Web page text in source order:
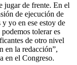
jugar de frente. En el
de ejecución de
yo en ese estoy de
tolerar es
de otro nivel
en la redacción”,
en el Congreso.